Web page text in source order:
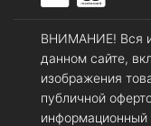
ВНИМАНИЕ! Вся
данном сайте,
изображения
публичной
информационный